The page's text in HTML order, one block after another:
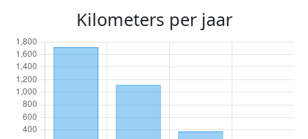
Kilometers per jaar